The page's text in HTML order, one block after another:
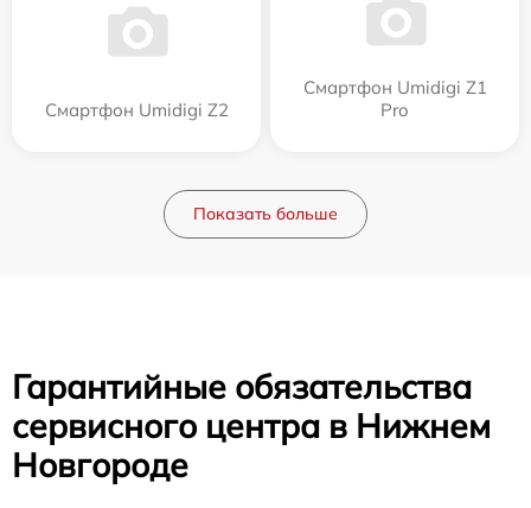
Смартфон Umidigi Z2
Смартфон Umidigi Z1
Pro
Показать больше
Гарантийные обязательства
сервисного центра в Нижнем
Новгороде